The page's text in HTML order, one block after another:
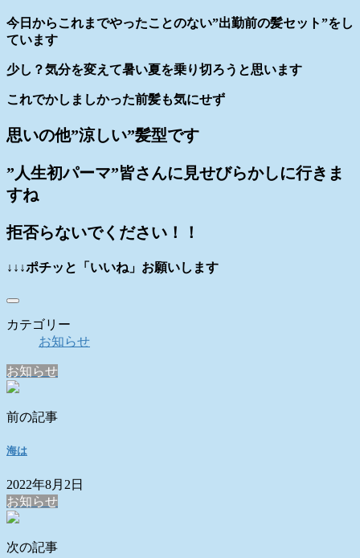
今日からこれまでやったことのない”出勤前の髪セット”をし
ています
少し？気分を変えて暑い夏を乗り切ろうと思います
これでかしましかった前髪も気にせず
思いの他”涼しい”髪型です
”人生初パーマ”皆さんに見せびらかしに行きま
すね
拒否らないでください！！
↓↓↓ポチッと「いいね」お願いします
カテゴリー
お知らせ
お知らせ
前の記事
海は
2022年8月2日
お知らせ
次の記事